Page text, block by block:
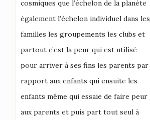
cosmiques que l’échelon de la planète
également l’échelon individuel dans les
familles les groupements les clubs et
partout c’est la peur qui est utilisé
pour arriver à ses fins les parents par
rapport aux enfants qui ensuite les
enfants même qui essaie de faire peur
aux parents et puis part tout seul à